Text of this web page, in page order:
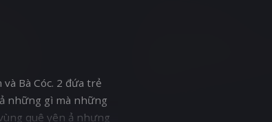
Bà Cóc. 2 đứa trẻ
những gì mà những
quê yên ả nhưng